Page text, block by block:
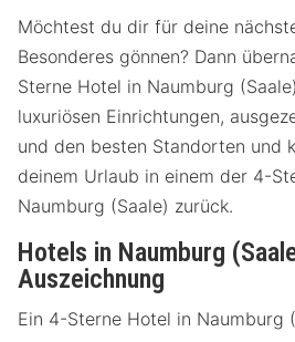
Möchtest du dir für deine
Besonderes gönnen? Dann
Sterne Hotel in Naumburg
luxuriösen Einrichtungen,
und den besten Standorten und
deinem Urlaub in einem der 4-
Naumburg (Saale) zurück.
Hotels in Naumburg
Auszeichnung
Ein 4-Sterne Hotel in Naumburg